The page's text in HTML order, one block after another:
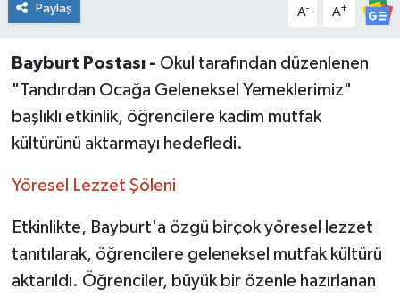
Paylaş A- A+
Bayburt Postası - Okul tarafından düzenlenen
"Tandırdan Ocağa Geleneksel Yemeklerimiz"
başlıklı etkinlik, öğrencilere kadim mutfak
kültürünü aktarmayı hedefledi.
Yöresel Lezzet Şöleni
Etkinlikte, Bayburt'a özgü birçok yöresel lezzet
tanıtılarak, öğrencilere geleneksel mutfak kültürü
aktarıldı. Öğrenciler, büyük bir özenle hazırlanan